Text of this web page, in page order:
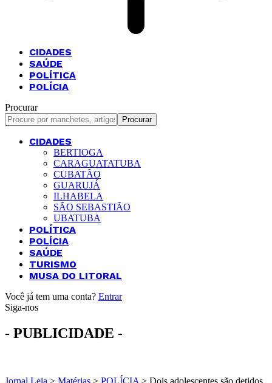
CIDADES
SAÚDE
POLÍTICA
POLÍCIA
Procurar
CIDADES
BERTIOGA
CARAGUATATUBA
CUBATÃO
GUARUJÁ
ILHABELA
SÃO SEBASTIÃO
UBATUBA
POLÍTICA
POLÍCIA
SAÚDE
TURISMO
MUSA DO LITORAL
Você já tem uma conta? Entrar
Siga-nos
- PUBLICIDADE -
Jornal Leia > Matérias > POLÍCIA > Dois adolescentes são detidos